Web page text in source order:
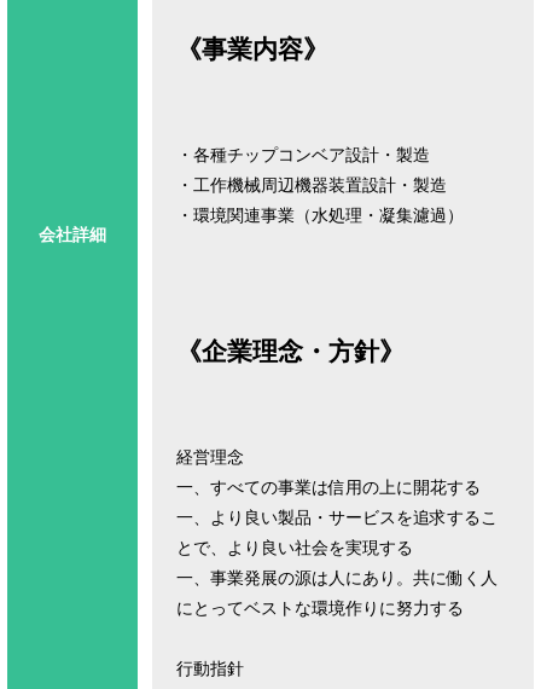
会社詳細
《事業内容》
・各種チップコンベア設計・製造
・工作機械周辺機器装置設計・製造
・環境関連事業（水処理・凝集濾過）
《企業理念・方針》
経営理念
一、すべての事業は信用の上に開花する
一、より良い製品・サービスを追求するこ
とで、より良い社会を実現する
一、事業発展の源は人にあり。共に働く人
にとってベストな環境作りに努力する
行動指針